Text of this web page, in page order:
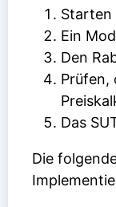
Starten
Ein
Den
Prüfen,
Das
Die